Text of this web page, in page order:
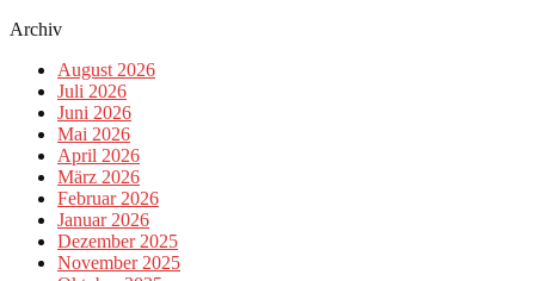
Archiv
August 2026
Juli 2026
Juni 2026
Mai 2026
April 2026
März 2026
Februar 2026
Januar 2026
Dezember 2025
November 2025